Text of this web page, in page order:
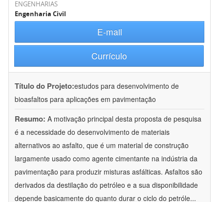
ENGENHARIAS
Engenharia Civil
E-mail
Currículo
Título do Projeto:estudos para desenvolvimento de
bioasfaltos para aplicações em pavimentação
Resumo: A motivação principal desta proposta de pesquisa
é a necessidade do desenvolvimento de materiais
alternativos ao asfalto, que é um material de construção
largamente usado como agente cimentante na indústria da
pavimentação para produzir misturas asfálticas. Asfaltos são
derivados da destilação do petróleo e a sua disponibilidade
depende basicamente do quanto durar o ciclo do petróle...